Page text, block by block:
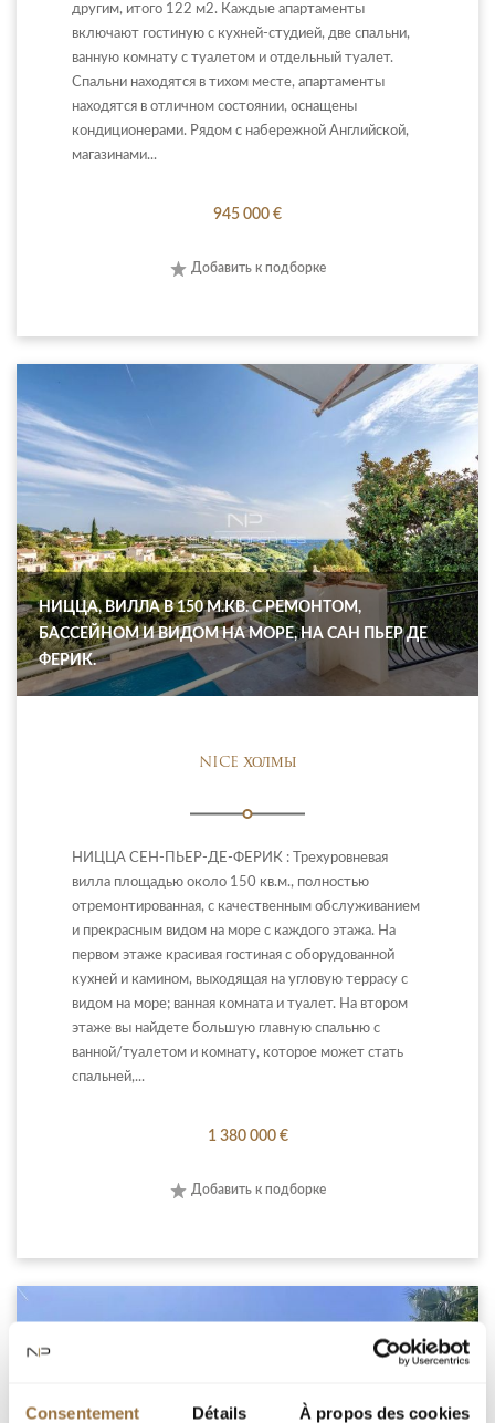
Consentement Détails À propos des cookies
другим, итого 122 м2. Каждые апартаменты
включают гостиную с кухней-студией, две спальни,
ванную комнату с туалетом и отдельный туалет.
Спальни находятся в тихом месте, апартаменты
находятся в отличном состоянии, оснащены
кондиционерами. Рядом с набережной Английской,
магазинами...
945 000 €
Добавить к подборке
НИЦЦА, ВИЛЛА В 150 М.КВ. С РЕМОНТОМ,
БАССЕЙНОМ И ВИДОМ НА МОРЕ, НА САН ПЬЕР ДЕ
ФЕРИК.
NICE ХОЛМЫ
НИЦЦА СЕН-ПЬЕР-ДЕ-ФЕРИК : Трехуровневая
вилла площадью около 150 кв.м., полностью
отремонтированная, с качественным обслуживанием
и прекрасным видом на море с каждого этажа. На
первом этаже красивая гостиная с оборудованной
кухней и камином, выходящая на угловую террасу с
видом на море; ванная комната и туалет. На втором
этаже вы найдете большую главную спальню с
ванной/туалетом и комнату, которое может стать
спальней,...
1 380 000 €
Добавить к подборке